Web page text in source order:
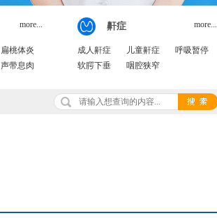
扁桃体炎
声带息肉
more... 鼾症
成人鼾症 儿童鼾症
呼吸暂停
软腭下垂
咽腔狭窄
more...